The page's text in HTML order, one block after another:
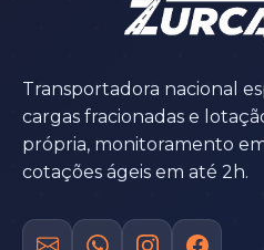
Transportadora nacional
cargas fracionadas e
própria, monitoramento
cotações ágeis em até 2h.